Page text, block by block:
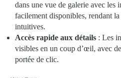
dans une vue de galerie avec les
facilement disponibles, rendant
intuitives.
Accès rapide aux détails : Les
visibles en un coup d’œil, avec
portée de clic.